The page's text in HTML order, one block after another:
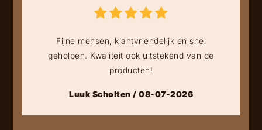
Fijne mensen, klantvriendelijk en snel
geholpen. Kwaliteit ook uitstekend van de
producten!
Luuk Scholten / 08-07-2026